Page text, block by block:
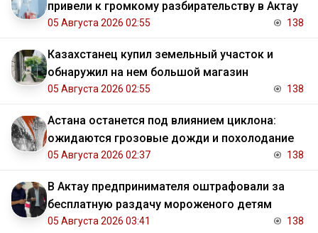
привели к громкому разбирательству в Актау
05 Августа 2026 02:55 138
Казахстанец купил земельный участок и
обнаружил на нем большой магазин
05 Августа 2026 02:55 138
Астана останется под влиянием циклона:
ожидаются грозовые дожди и похолодание
05 Августа 2026 02:37 138
В Актау предпринимателя оштрафовали за
бесплатную раздачу мороженого детям
05 Августа 2026 03:41 138